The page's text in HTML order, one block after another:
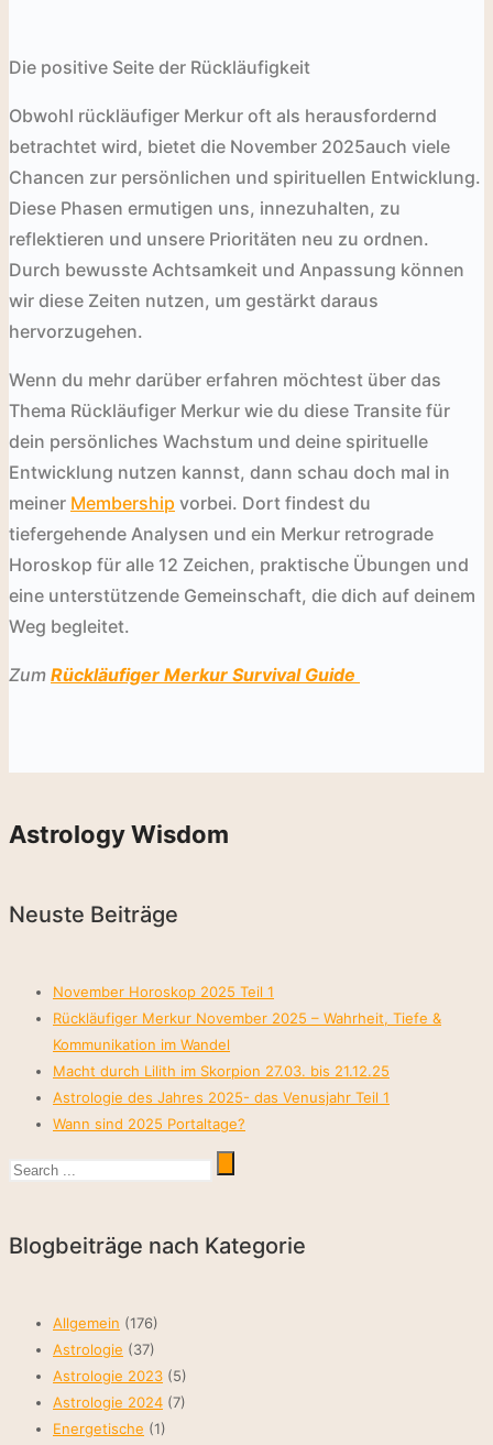
Die positive Seite der Rückläufigkeit
Obwohl rückläufiger Merkur oft als herausfordernd
betrachtet wird, bietet die November 2025auch viele
Chancen zur persönlichen und spirituellen Entwicklung.
Diese Phasen ermutigen uns, innezuhalten, zu
reflektieren und unsere Prioritäten neu zu ordnen.
Durch bewusste Achtsamkeit und Anpassung können
wir diese Zeiten nutzen, um gestärkt daraus
hervorzugehen.
Wenn du mehr darüber erfahren möchtest über das
Thema Rückläufiger Merkur wie du diese Transite für
dein persönliches Wachstum und deine spirituelle
Entwicklung nutzen kannst, dann schau doch mal in
meiner Membership vorbei. Dort findest du
tiefergehende Analysen und ein Merkur retrograde
Horoskop für alle 12 Zeichen, praktische Übungen und
eine unterstützende Gemeinschaft, die dich auf deinem
Weg begleitet.
Zum Rückläufiger Merkur Survival Guide
Astrology Wisdom
Neuste Beiträge
November Horoskop 2025 Teil 1
Rückläufiger Merkur November 2025 – Wahrheit, Tiefe &
Kommunikation im Wandel
Macht durch Lilith im Skorpion 27.03. bis 21.12.25
Astrologie des Jahres 2025- das Venusjahr Teil 1
Wann sind 2025 Portaltage?
Blogbeiträge nach Kategorie
Allgemein (176)
Astrologie (37)
Astrologie 2023 (5)
Astrologie 2024 (7)
Energetische (1)